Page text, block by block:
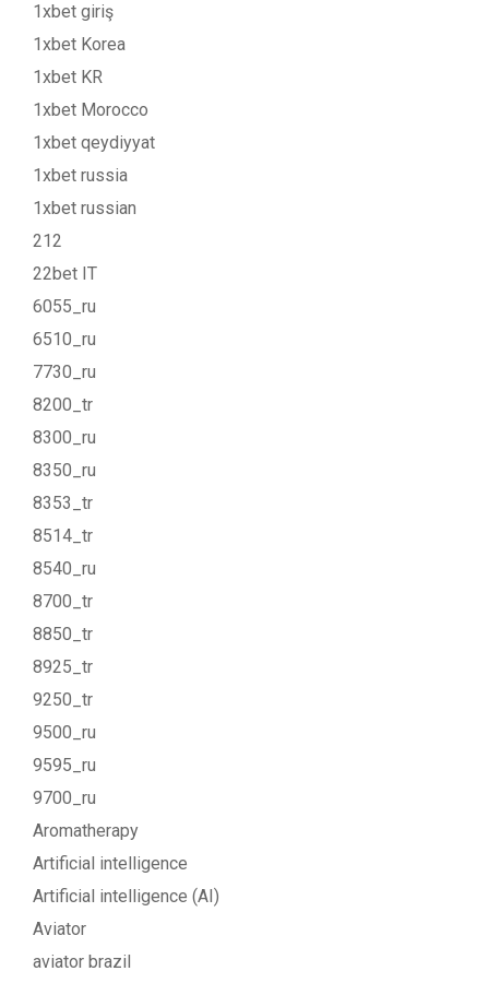
1xbet giriş
1xbet Korea
1xbet KR
1xbet Morocco
1xbet qeydiyyat
1xbet russia
1xbet russian
212
22bet IT
6055_ru
6510_ru
7730_ru
8200_tr
8300_ru
8350_ru
8353_tr
8514_tr
8540_ru
8700_tr
8850_tr
8925_tr
9250_tr
9500_ru
9595_ru
9700_ru
Aromatherapy
Artificial intelligence
Artificial intelligence (AI)
Aviator
aviator brazil